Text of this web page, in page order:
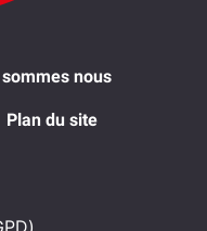
nous
Plan du site